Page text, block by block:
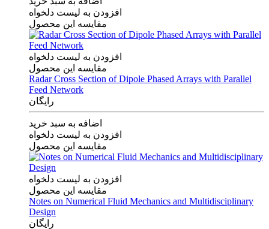
افزودن به لیست دلخواه
مقایسه این محصول
افزودن به لیست دلخواه
مقایسه این محصول
Radar Cross Section of Dipole Phased Arrays with Parallel
Feed Network
رایگان
اضافه به سبد خرید
افزودن به لیست دلخواه
مقایسه این محصول
افزودن به لیست دلخواه
مقایسه این محصول
Notes on Numerical Fluid Mechanics and Multidisciplinary
Design
رایگان